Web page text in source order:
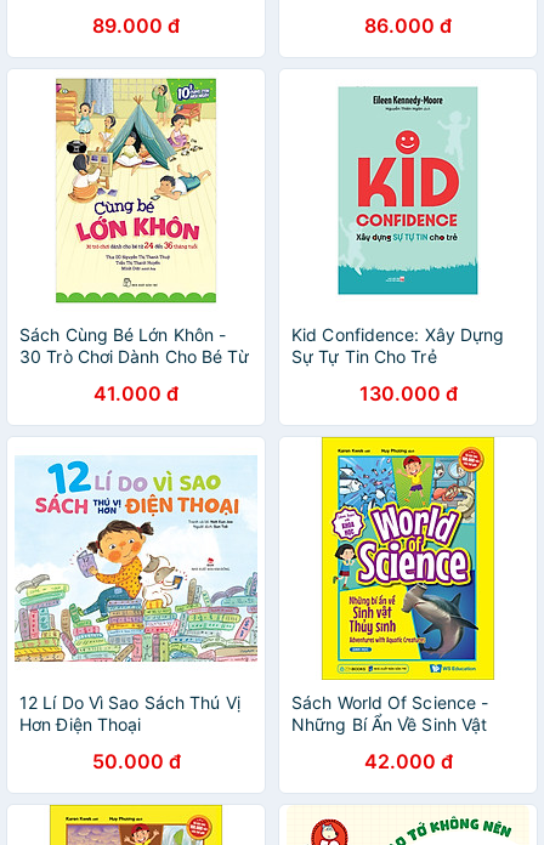
89.000 đ 86.000 đ
Sách Cùng Bé Lớn Khôn -
30 Trò Chơi Dành Cho Bé Từ
41.000 đ
Kid Confidence: Xây Dựng
Sự Tự Tin Cho Trẻ
130.000 đ
12 Lí Do Vì Sao Sách Thú Vị
Hơn Điện Thoại
50.000 đ
Sách World Of Science -
Những Bí Ẩn Về Sinh Vật
42.000 đ